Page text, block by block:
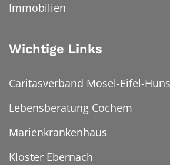
Immobilien
Wichtige Links
Caritasverband Mosel-Eifel-
Lebensberatung Cochem
Marienkrankenhaus
Kloster Ebernach